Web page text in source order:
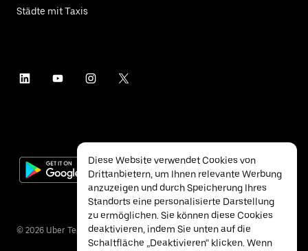
Städte mit Taxis
© 2026 Uber Technologies Inc.
Diese Website verwendet Cookies von
Drittanbietern, um Ihnen relevante Werbung
anzuzeigen und durch Speicherung Ihres
Standorts eine personalisierte Darstellung
zu ermöglichen. Sie können diese Cookies
deaktivieren, indem Sie unten auf die
Schaltfläche „Deaktivieren“ klicken. Wenn